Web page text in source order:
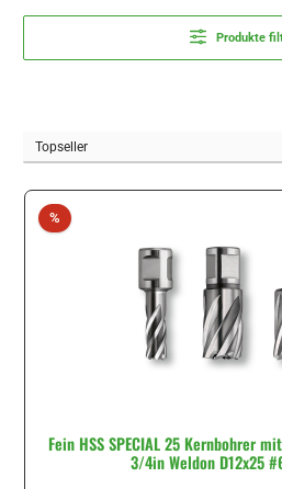
Produkte
%Rabatt
Fein HSS SPECIAL 25 Kernbohrer
3/4in Weldon D12x25